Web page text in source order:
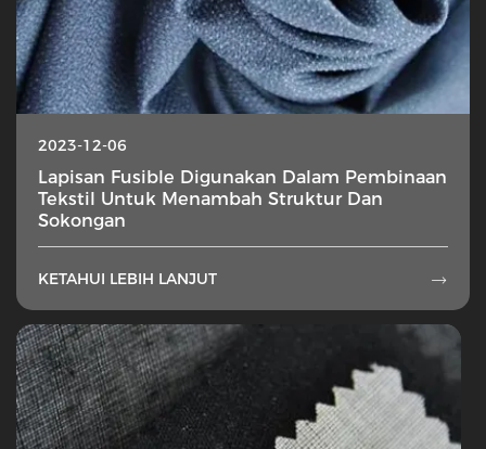
2023-12-06
Lapisan Fusible Digunakan Dalam Pembinaan
Tekstil Untuk Menambah Struktur Dan
Sokongan
KETAHUI LEBIH LANJUT 